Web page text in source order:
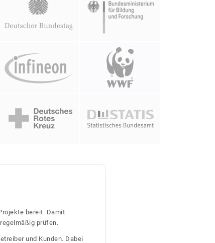
bereit. Damit
prüfen.
und Kunden. Dabei